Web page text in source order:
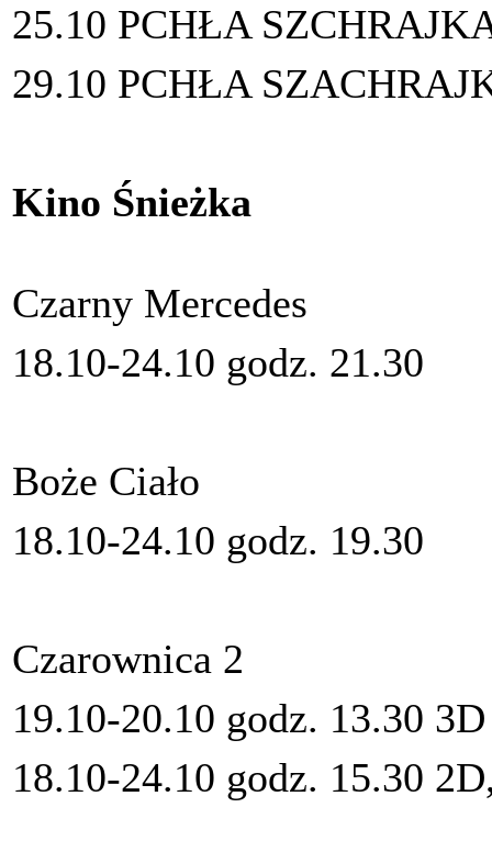
25.10 PCHŁA
29.10 PCHŁA
Kino Śnieżka
Czarny Mercedes
18.10-24.10 godz. 21.30
Boże Ciało
18.10-24.10 godz. 19.30
Czarownica 2
19.10-20.10 godz. 13.30 3D
18.10-24.10 godz. 15.30